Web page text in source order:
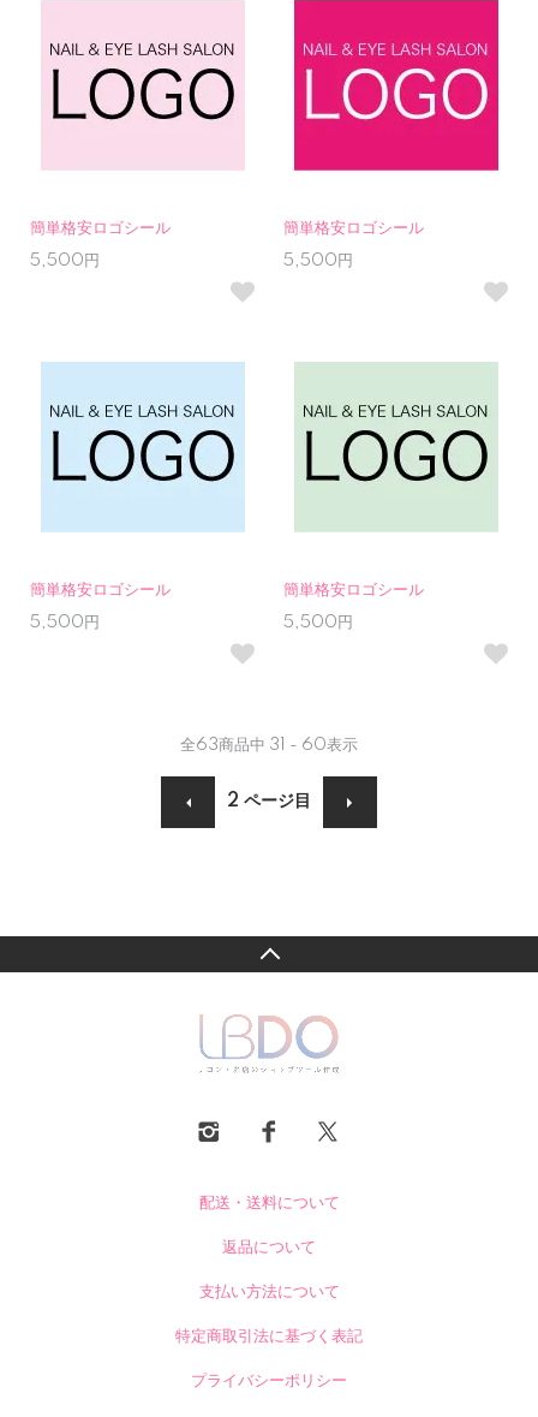
簡単格安ロゴシール
5,500円
簡単格安ロゴシール
5,500円
簡単格安ロゴシール
5,500円
簡単格安ロゴシール
5,500円
全63商品中 31 - 60表示
2 ページ目
配送・送料について
返品について
支払い方法について
特定商取引法に基づく表記
プライバシーポリシー